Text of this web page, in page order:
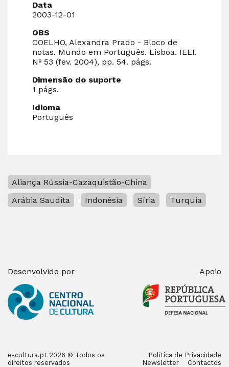
Data
2003-12-01
OBS
COELHO, Alexandra Prado - Bloco de
notas. Mundo em Português. Lisboa. IEEI.
Nº 53 (fev. 2004), pp. 54. págs.
Dimensão do suporte
1 págs.
Idioma
Português
Aliança Rússia-Cazaquistão-China
Arábia Saudita
Indonésia Síria Turquia
Desenvolvido por Apoio
e-cultura.pt 2026 © Todos os
direitos reservados
Política de Privacidade
Newsletter
Contactos